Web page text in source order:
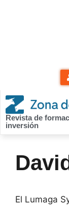
Revista de
inversión
El Lumaga